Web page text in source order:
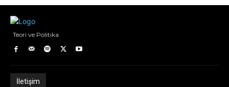
Teori ve Politika
İletişim